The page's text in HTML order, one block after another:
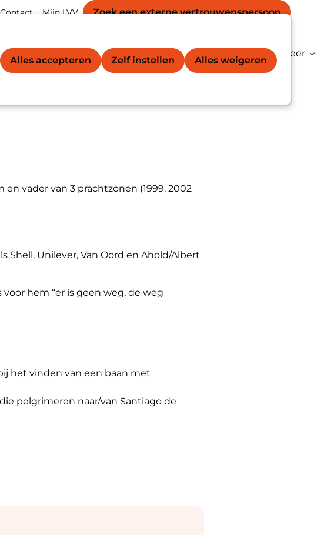
Alles accepteren Zelf instellen Alles weigeren
LVV-registervertrouwenspersoon® Kenniscentrum Meer
Contact
Account
Mijn LVV
Secondary
Zoek een externe vertrouwens­persoon
vader van 3 prachtzonen (1999, 2002
Unilever, Van Oord en Ahold/Albert
hem “er is geen weg, de weg
het vinden van een baan met
pelgrimeren naar/van Santiago de